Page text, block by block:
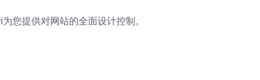
您提供对网站的全面设计控制。